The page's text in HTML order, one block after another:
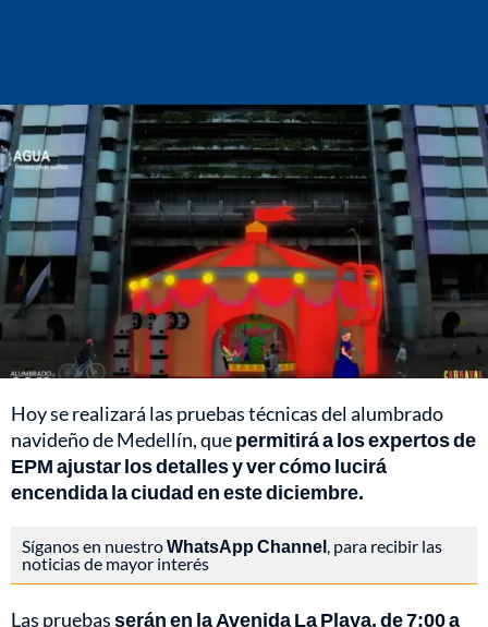
Hoy se realizará las pruebas técnicas del alumbrado
navideño de Medellín, quepermitirá a los expertos de
EPM ajustar los detalles y ver cómo lucirá
encendida la ciudad en este diciembre.
Síganos en nuestroWhatsApp Channel, para recibir las
noticias de mayor interés
Las pruebasserán en la Avenida La Playa, de 7:00 a